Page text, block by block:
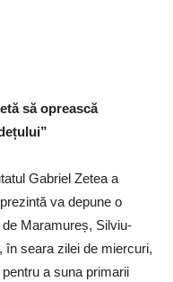
să oprească
Gabriel Zetea a
va depune o
Maramureș, Silviu-
în seara zilei de miercuri,
a suna primarii